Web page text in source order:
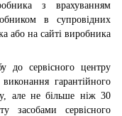
з врахуванням
в супровідних
або на сайті виробника
до сервісного центру
гарантійного
але не більше ніж 30
засобами сервісного